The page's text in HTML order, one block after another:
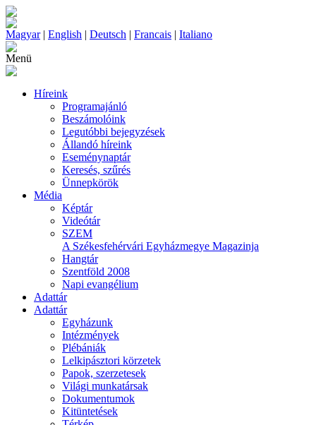
Magyar| English | Deutsch | Francais | Italiano
Menü
Híreink
Programajánló
Beszámolóink
Legutóbbi bejegyzések
Állandó híreink
Eseménynaptár
Keresés, szűrés
Ünnepkörök
Média
Képtár
Videótár
SZEM
A Székesfehérvári Egyházmegye Magazinja
Hangtár
Szentföld 2008
Napi evangélium
Adattár
Adattár
Egyházunk
Intézmények
Plébániák
Lelkipásztori körzetek
Papok, szerzetesek
Világi munkatársak
Dokumentumok
Kitüntetések